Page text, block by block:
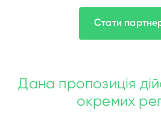
Стати
Дана пропозиція
окремих